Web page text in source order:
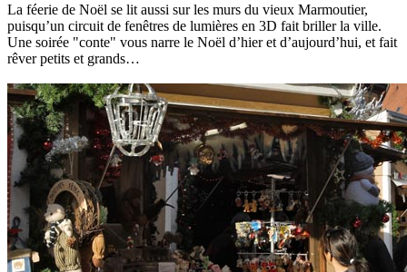
La féerie de Noël se lit aussi sur les murs du vieux Marmoutier,
puisqu’un circuit de fenêtres de lumières en 3D fait briller la ville.
Une soirée "conte" vous narre le Noël d’hier et d’aujourd’hui, et fait
rêver petits et grands…